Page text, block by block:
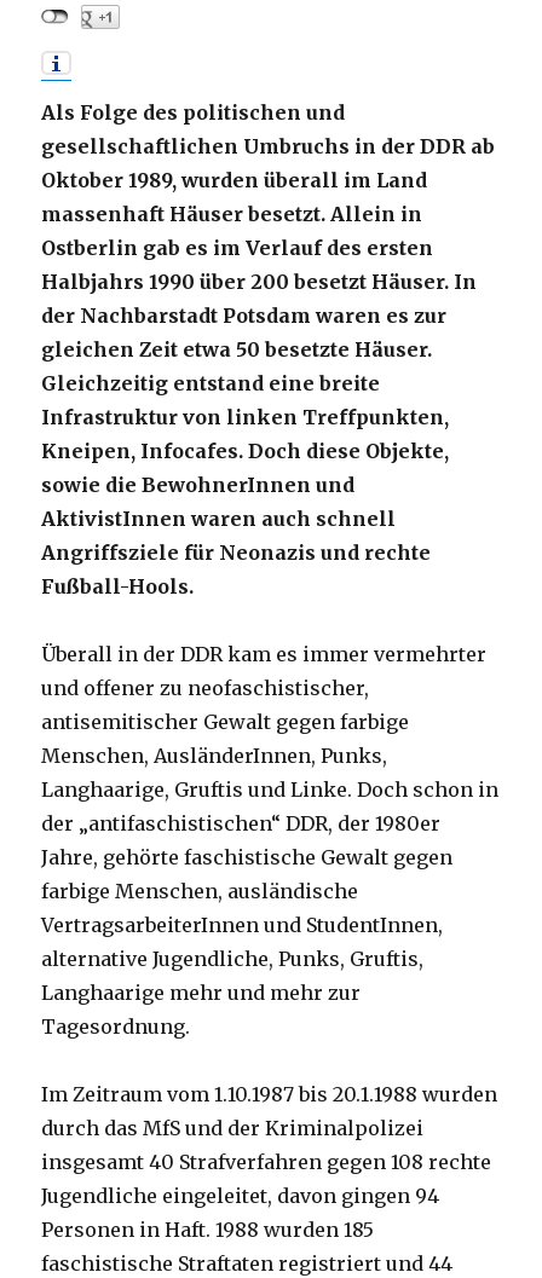
Als Folge des politischen und
gesellschaftlichen Umbruchs in der DDR ab
Oktober 1989, wurden überall im Land
massenhaft Häuser besetzt. Allein in
Ostberlin gab es im Verlauf des ersten
Halbjahrs 1990 über 200 besetzt Häuser. In
der Nachbarstadt Potsdam waren es zur
gleichen Zeit etwa 50 besetzte Häuser.
Gleichzeitig entstand eine breite
Infrastruktur von linken Treffpunkten,
Kneipen, Infocafes. Doch diese Objekte,
sowie die BewohnerInnen und
AktivistInnen waren auch schnell
Angriffsziele für Neonazis und rechte
Fußball-Hools.
Überall in der DDR kam es immer vermehrter
und offener zu neofaschistischer,
antisemitischer Gewalt gegen farbige
Menschen, AusländerInnen, Punks,
Langhaarige, Gruftis und Linke. Doch schon in
der „antifaschistischen“ DDR, der 1980er
Jahre, gehörte faschistische Gewalt gegen
farbige Menschen, ausländische
VertragsarbeiterInnen und StudentInnen,
alternative Jugendliche, Punks, Gruftis,
Langhaarige mehr und mehr zur
Tagesordnung.
Im Zeitraum vom 1.10.1987 bis 20.1.1988 wurden
durch das MfS und der Kriminalpolizei
insgesamt 40 Strafverfahren gegen 108 rechte
Jugendliche eingeleitet, davon gingen 94
Personen in Haft. 1988 wurden 185
faschistische Straftaten registriert und 44